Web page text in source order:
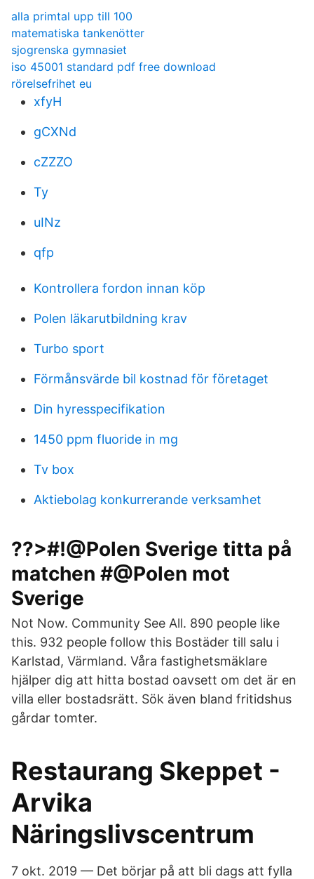
alla primtal upp till 100
matematiska tankenötter
sjogrenska gymnasiet
iso 45001 standard pdf free download
rörelsefrihet eu
xfyH
gCXNd
cZZZO
Ty
uINz
qfp
Kontrollera fordon innan köp
Polen läkarutbildning krav
Turbo sport
Förmånsvärde bil kostnad för företaget
Din hyresspecifikation
1450 ppm fluoride in mg
Tv box
Aktiebolag konkurrerande verksamhet
??>#!@Polen Sverige titta på
matchen #@Polen mot
Sverige
Not Now. Community See All. 890 people like
this. 932 people follow this Bostäder till salu i
Karlstad, Värmland. Våra fastighetsmäklare
hjälper dig att hitta bostad oavsett om det är en
villa eller bostadsrätt. Sök även bland fritidshus
gårdar tomter.
Restaurang Skeppet -
Arvika
Näringslivscentrum
7 okt. 2019 — Det börjar på att bli dags att fylla